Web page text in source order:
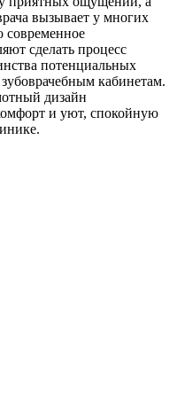
вызывает у многих
современное
сделать процесс
потенциальных
кабинетам.
дизайн
и уют, спокойную